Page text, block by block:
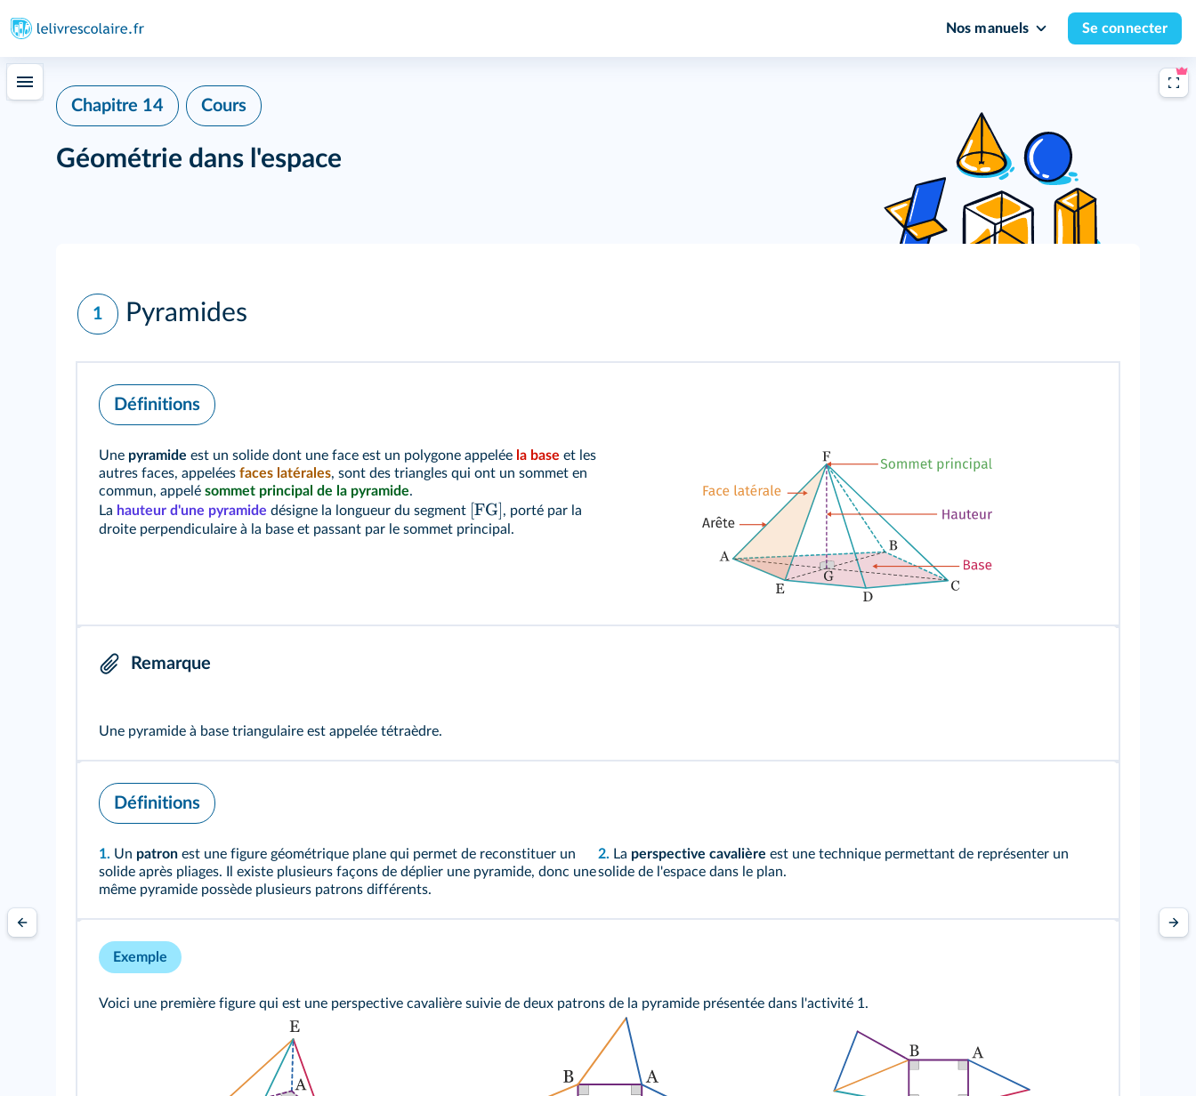
Nos manuels Se connecter
Chapitre 14 Cours
Géométrie dans l'espace
1 Pyramides
Définitions
Une pyramide est un solide dont une face est un polygone appelée la base et les
autres faces, appelées faces latérales, sont des triangles qui ont un sommet en
commun, appelé sommet principal de la pyramide.
La hauteur d'une pyramide désigne la longueur du segment [FG], porté par la
droite perpendiculaire à la base et passant par le sommet principal.
Remarque
Une pyramide à base triangulaire est appelée tétraèdre.
Définitions
1. Un patron est une figure géométrique plane qui permet de reconstituer un
solide après pliages. Il existe plusieurs façons de déplier une pyramide, donc une
même pyramide possède plusieurs patrons différents.
2. La perspective cavalière est une technique permettant de représenter un
solide de l'espace dans le plan.
Exemple
Voici une première figure qui est une perspective cavalière suivie de deux patrons de la pyramide présentée dans l'activité 1.